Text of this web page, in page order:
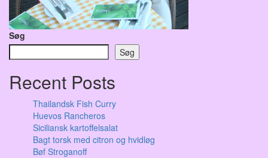
Søg
Søg
Recent Posts
Thailandsk Fish Curry
Huevos Rancheros
Siciliansk kartoffelsalat
Bagt torsk med citron og hvidløg
Bøf Stroganoff